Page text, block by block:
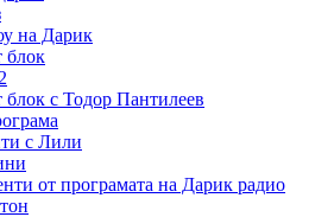
на Дарик
блок
блок с Тодор Пантилеев
с Лили
от програмата на Дарик радио